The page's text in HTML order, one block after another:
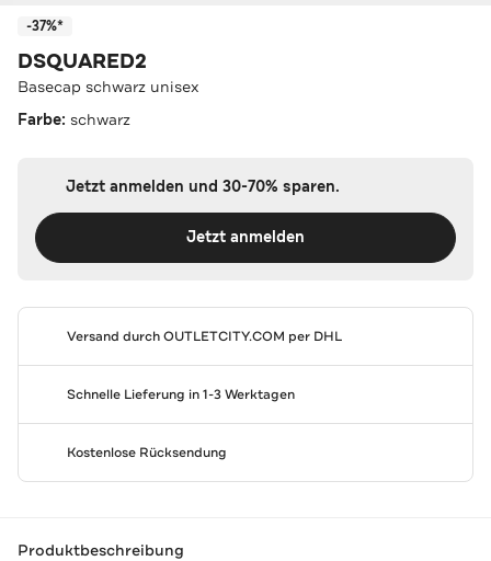
-37%*
DSQUARED2
Basecap schwarz unisex
Farbe: schwarz
Jetzt anmelden und 30-70% sparen.
Jetzt anmelden
Versand durchOUTLETCITY.COM per DHL
Schnelle Lieferung in 1-3 Werktagen
Kostenlose Rücksendung
Produktbeschreibung